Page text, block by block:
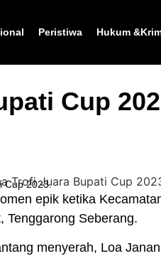
Peristiwa Hukum
Cup
Cup 2023.
epik ketika
Tenggarong Seberang.
menyerah, Loa Janan